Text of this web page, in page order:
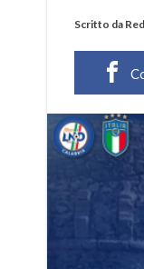
Scritto da